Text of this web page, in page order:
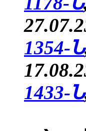
1354-Ն
1433-Ն